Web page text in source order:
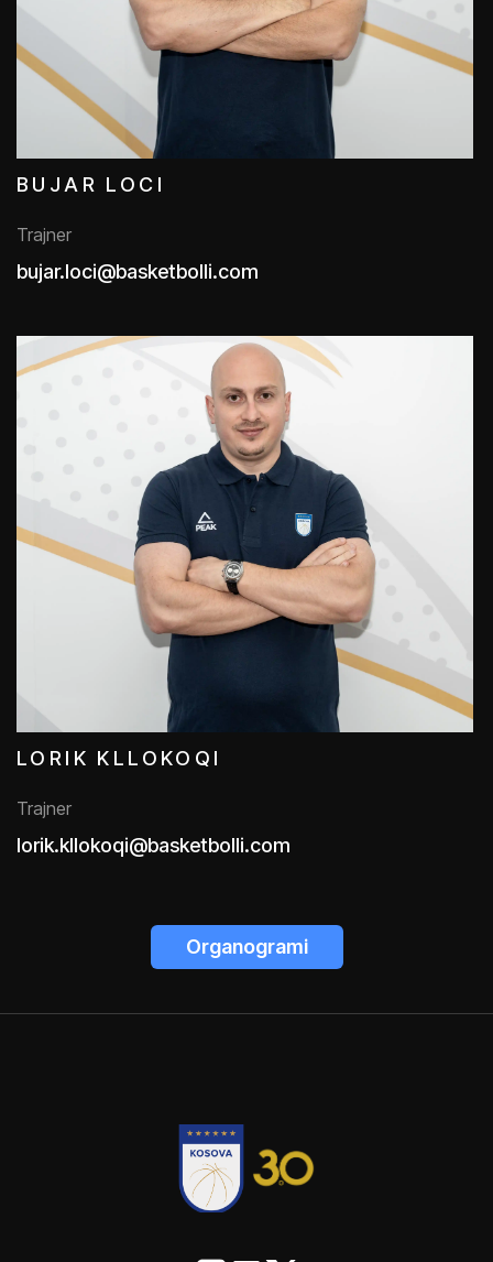
BUJAR LOCI
Trajner
bujar.loci@basketbolli.com
LORIK KLLOKOQI
Trajner
lorik.kllokoqi@basketbolli.com
Organogrami